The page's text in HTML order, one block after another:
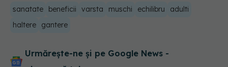
sanatate beneficii varsta muschi echilibru
adulti
haltere
gantere
Urmărește-ne și pe Google News -